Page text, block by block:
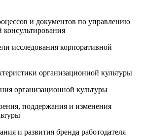
и документов по управлению
консультирования
исследования корпоративной
организационной культуры
организационной культуры
поддержания и изменения
и развития бренда работодателя